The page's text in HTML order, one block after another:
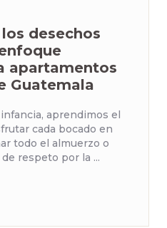
desechos
apartamentos
Guatemala
aprendimos el
cada bocado en
todo el almuerzo o
respeto por la ...